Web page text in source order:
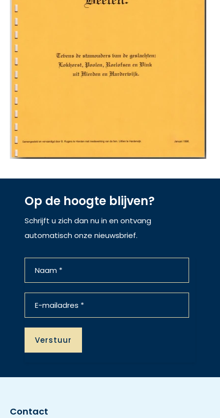
Op de hoogte blijven?
Schrijft u zich dan nu in en ontvang
automatisch onze nieuwsbrief.
Contact